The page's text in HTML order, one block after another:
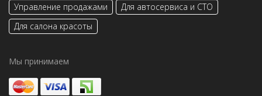
Управление продажами
Для автосервиса и СТО
Для салона красоты
Мы принимаем